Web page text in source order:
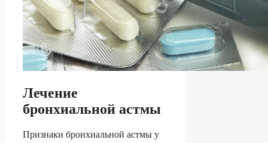
Лечение
бронхиальной астмы
Признаки бронхиальной астмы у